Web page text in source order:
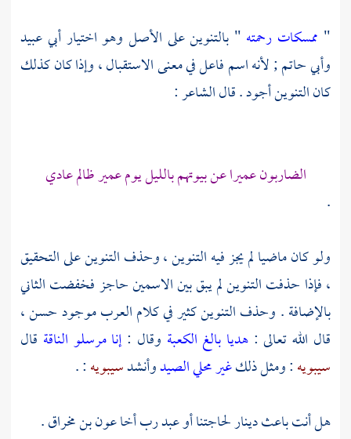
" ممسكات رحمته " بالتنوين على الأصل وهو اختيارأبي عبيد
وأبي حاتم ;لأنه اسم فاعل في معنى الاستقبال ، وإذا كان كذلك
كان التنوين أجود . قال الشاعر :
الضاربون عميرا عن بيوتهم بالليل يوم عمير ظالم عادي
.
ولو كان ماضيا لم يجز فيه التنوين ، وحذف التنوين على التحقيق
، فإذا حذفت التنوين لم يبق بين الاسمين حاجز فخفضت الثاني
بالإضافة . وحذف التنوين كثير في كلام العرب موجود حسن ،
قال الله تعالى :هديا بالغ الكعبة وقال :إنا مرسلو الناقة قال
سيبويه: ومثل ذلكغير محلي الصيدوأنشدسيبويه: .
هل أنت باعث دينار لحاجتنا أو عبد رب أخاعون بن مخراق.